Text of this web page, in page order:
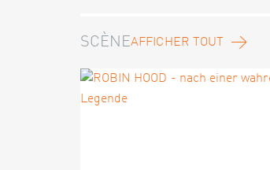
SCÈNEAFFICHER TOUT